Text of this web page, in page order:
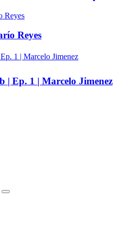
Reyes
| Ep. 1 | Marcelo Jimenez